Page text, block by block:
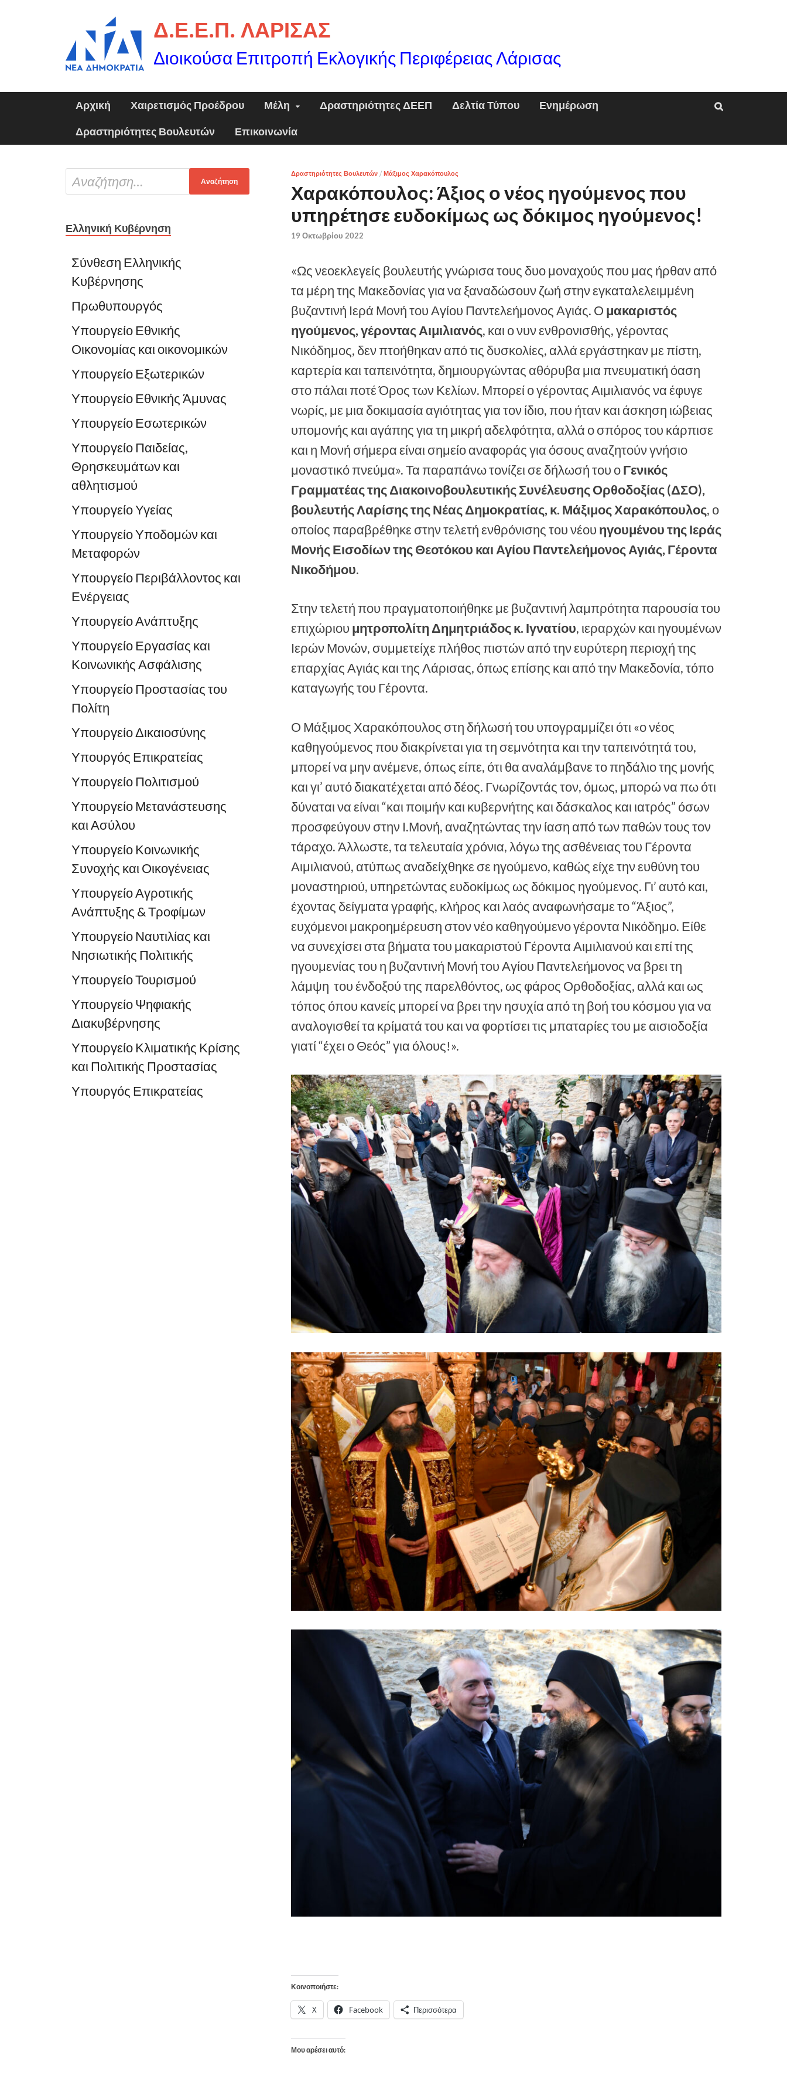
Δ.Ε.Ε.Π. ΛΑΡΙΣΑΣ
Διοικούσα Επιτροπή Εκλογικής Περιφέρειας Λάρισας
Αρχική Χαιρετισμός Προέδρου Μέλη Δραστηριότητες ΔΕΕΠ Δελτία Τύπου Ενημέρωση
Δραστηριότητες Βουλευτών Επικοινωνία
Δραστηριότητες Βουλευτών / Μάξιμος Χαρακόπουλος
Χαρακόπουλος: Άξιος ο νέος ηγούμενος που
υπηρέτησε ευδοκίμως ως δόκιμος ηγούμενος!
19 Οκτωβρίου 2022
«Ως νεοεκλεγείς βουλευτής γνώρισα τους δυο μοναχούς που μας ήρθαν από
τα μέρη της Μακεδονίας για να ξαναδώσουν ζωή στην εγκαταλελειμμένη
βυζαντινή Ιερά Μονή του Αγίου Παντελεήμονος Αγιάς. Ο μακαριστός
ηγούμενος, γέροντας Αιμιλιανός, και ο νυν ενθρονισθής, γέροντας
Νικόδημος, δεν πτοήθηκαν από τις δυσκολίες, αλλά εργάστηκαν με πίστη,
καρτερία και ταπεινότητα, δημιουργώντας αθόρυβα μια πνευματική όαση
στο πάλαι ποτέ Όρος των Κελίων. Μπορεί ο γέροντας Αιμιλιανός να έφυγε
νωρίς, με μια δοκιμασία αγιότητας για τον ίδιο, που ήταν και άσκηση ιώβειας
υπομονής και αγάπης για τη μικρή αδελφότητα, αλλά ο σπόρος του κάρπισε
και η Μονή σήμερα είναι σημείο αναφοράς για όσους αναζητούν γνήσιο
μοναστικό πνεύμα». Τα παραπάνω τονίζει σε δήλωσή του οΓενικός
Γραμματέας της Διακοινοβουλευτικής Συνέλευσης Ορθοδοξίας (ΔΣΟ),
βουλευτής Λαρίσης της Νέας Δημοκρατίας, κ. Μάξιμος Χαρακόπουλος, ο
οποίος παραβρέθηκε στην τελετή ενθρόνισης του νέου ηγουμένου της Ιεράς
Μονής Εισοδίων της Θεοτόκου και Αγίου Παντελεήμονος Αγιάς, Γέροντα
Νικοδήμου.
Στην τελετή που πραγματοποιήθηκε με βυζαντινή λαμπρότητα παρουσία του
επιχώριου μητροπολίτη Δημητριάδος κ. Ιγνατίου, ιεραρχών και ηγουμένων
Ιερών Μονών, συμμετείχε πλήθος πιστών από την ευρύτερη περιοχή της
επαρχίας Αγιάς και της Λάρισας, όπως επίσης και από την Μακεδονία, τόπο
καταγωγής του Γέροντα.
Ο Μάξιμος Χαρακόπουλος στη δήλωσή του υπογραμμίζει ότι «ο νέος
καθηγούμενος που διακρίνεται για τη σεμνότητα και την ταπεινότητά του,
μπορεί να μην ανέμενε, όπως είπε, ότι θα αναλάμβανε το πηδάλιο της μονής
και γι’ αυτό διακατέχεται από δέος. Γνωρίζοντάς τον, όμως, μπορώ να πω ότι
δύναται να είναι “και ποιμήν και κυβερνήτης και δάσκαλος και ιατρός” όσων
προσφεύγουν στην Ι.Μονή, αναζητώντας την ίαση από των παθών τους τον
τάραχο. Άλλωστε, τα τελευταία χρόνια, λόγω της ασθένειας του Γέροντα
Αιμιλιανού, ατύπως αναδείχθηκε σε ηγούμενο, καθώς είχε την ευθύνη του
μοναστηριού, υπηρετώντας ευδοκίμως ως δόκιμος ηγούμενος. Γι’ αυτό και,
έχοντας δείγματα γραφής, κλήρος και λαός αναφωνήσαμε το “Άξιος”,
ευχόμενοι μακροημέρευση στον νέο καθηγούμενο γέροντα Νικόδημο. Είθε
να συνεχίσει στα βήματα του μακαριστού Γέροντα Αιμιλιανού και επί της
ηγουμενίας του η βυζαντινή Μονή του Αγίου Παντελεήμονος να βρει τη
λάμψη του ένδοξού της παρελθόντος, ως φάρος Ορθοδοξίας, αλλά και ως
τόπος όπου κανείς μπορεί να βρει την ησυχία από τη βοή του κόσμου για να
αναλογισθεί τα κρίματά του και να φορτίσει τις μπαταρίες του με αισιοδοξία
γιατί “έχει ο Θεός” για όλους!».
Κοινοποιήστε:
X Facebook Περισσότερα
Μου αρέσει αυτό:
Ελληνική Κυβέρνηση
Σύνθεση Ελληνικής
Κυβέρνησης
Πρωθυπουργός
Υπουργείο Εθνικής
Οικονομίας και οικονομικών
Υπουργείο Εξωτερικών
Υπουργείο Εθνικής Άμυνας
Υπουργείο Εσωτερικών
Υπουργείο Παιδείας,
Θρησκευμάτων και
αθλητισμού
Υπουργείο Υγείας
Υπουργείο Υποδομών και
Μεταφορών
Υπουργείο Περιβάλλοντος και
Ενέργειας
Υπουργείο Ανάπτυξης
Υπουργείο Εργασίας και
Κοινωνικής Ασφάλισης
Υπουργείο Προστασίας του
Πολίτη
Υπουργείο Δικαιοσύνης
Υπουργός Επικρατείας
Υπουργείο Πολιτισμού
Υπουργείο Μετανάστευσης
και Ασύλου
Υπουργείο Κοινωνικής
Συνοχής και Οικογένειας
Υπουργείο Αγροτικής
Ανάπτυξης & Τροφίμων
Υπουργείο Ναυτιλίας και
Νησιωτικής Πολιτικής
Υπουργείο Τουρισμού
Υπουργείο Ψηφιακής
Διακυβέρνησης
Υπουργείο Κλιματικής Κρίσης
και Πολιτικής Προστασίας
Υπουργός Επικρατείας